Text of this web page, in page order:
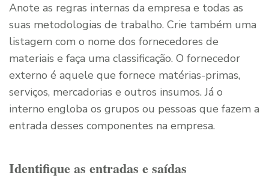
Anote as regras internas da empresa e todas as
suas metodologias de trabalho. Crie também uma
listagem com o nome dos fornecedores de
materiais e faça uma classificação. O fornecedor
externo é aquele que fornece matérias-primas,
serviços, mercadorias e outros insumos. Já o
interno engloba os grupos ou pessoas que fazem a
entrada desses componentes na empresa.
Identifique as entradas e saídas